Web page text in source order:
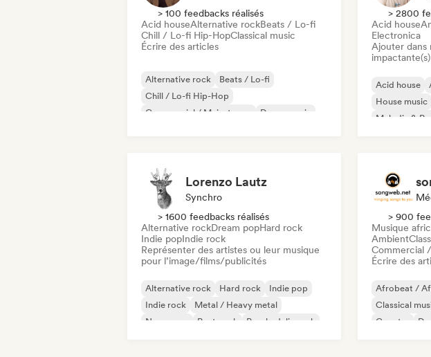
> 100 feedbacks réalisés
Acid houseAlternative rockBeats / Lo-fi
Chill / Lo-fi Hip-HopClassical music
Écrire des articles
Alternative rock
Beats / Lo-fi
Chill / Lo-fi Hip-Hop
Commercial / Mainstream
Dance music
> 2800
Acid house
Electronica
Ajouter dans
impactante(s)
Acid house
House music
Melodic &
Lorenzo Lautz
Synchro
> 1600 feedbacks réalisés
Alternative rockDream popHard rock
Indie popIndie rock
Représenter des artistes ou leur musique
pour l’image/films/publicités
Alternative rock Hard rock
Indie pop
Indie rock
Metal / Heavy metal
New wave
Post punk Psychedelic rock
> 900
Musique
Ambient
Commercial
Écrire des
Afrobeat /
Classical
Country